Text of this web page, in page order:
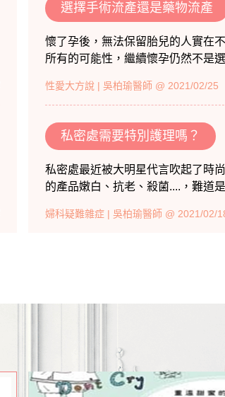
選擇手術流產還是藥物流產
懷了孕後，無法保留胎兒的人實在
所有的可能性，繼續懷孕仍然不是
性愛大方說 | 吳柏瑜醫師 @ 2021/02/25
私密處需要特別護理嗎？
私密處最近被大明星代言吹起了時
的產品嫩白、抗老、殺菌....，難道
婦科疑難雜症 | 吳柏瑜醫師 @ 2021/02/